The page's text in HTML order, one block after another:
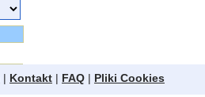
| Kontakt | FAQ | Pliki Cookies